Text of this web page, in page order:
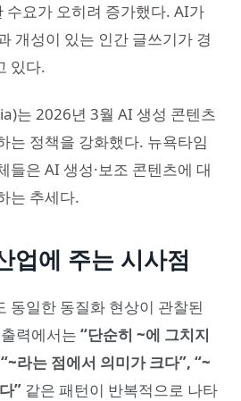
수요가 오히려 증가했다. AI가
개성이 있는 인간 글쓰기가 경
있다.
는 2026년 3월 AI 생성 콘텐츠
는 정책을 강화했다. 뉴욕타임
들은 AI 생성·보조 콘텐츠에 대
는 추세다.
업에 주는 시사점
동일한 동질화 현상이 관찰된
력에서는 “단순히 ~에 그치지
라는 점에서 의미가 크다”, “~
” 같은 패턴이 반복적으로 나타